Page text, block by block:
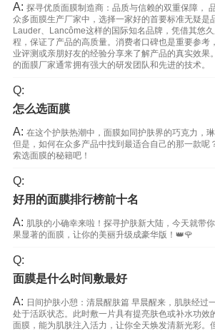
A: 探寻优质面膜制造商：品质与信赖的双重保障，
众多面膜生产厂家中，选择一家好的首要标准无疑是
Lauder、Lancôme这样的国际知名品牌，凭借其悠
程，保证了产品的高质量。消费者口碑也是重要参考
业评测或亲朋好友的经验分享来了解产品的真实效果
的面膜厂家通常拥有强大的研发团队和先进的技术。
Q:
怎么选面膜
A: 在这个护肤热潮中，面膜如同护肤界的巧克力，琳
但是，如何在众多产品中找到最适合自己的那一款呢
索选面膜的秘籍吧！
Q:
好用的面膜排行榜前十名
A: 肌肤的小确幸来啦！探寻护肤新大陆，今天就带
果显著的面膜，让你的美丽升级成豪华版！👑🌹
Q:
面膜是什么时间敷最好
A: 日间护肤小憩：清晨醒肤篇 早晨醒来，肌肤经过
处于活跃状态。此时敷一片具有提亮肤色或补水功效
面膜，能为肌肤注入活力，让你全天焕发清新光彩。